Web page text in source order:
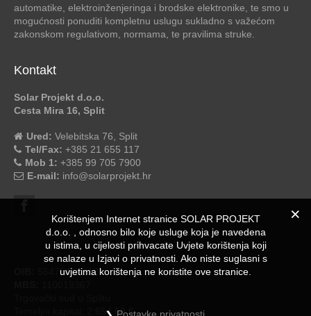
automatike, elektroinženjeringa i brodske elektronike, te smo u
mogućnosti ponuditi kompletnu uslugu sukladno s važećom
zakonskom regulativom, normama, te pravilima struke.
Kontakt
Solar Projekt d.o.o.
Cesta Mira 16, Split
Ured: Velebitska 76, Split
Tel/Fax: +385 21 655 117
Mob 1: +385 99 705 7900
E-mail: info@solarprojekt.hr
56475053919
Temeljni kapital: 2.654,63 €
Korištenjem Internet stranice SOLAR PROJEKT
d.o.o. , odnosno bilo koje usluge koja je navedena
u istima, u cijelosti prihvacate Uvjete korištenja koji
se nalaze u Izjavi o privatnosti. Ako niste suglasni s
uvjetima korištenja ne koristite ove stranice.